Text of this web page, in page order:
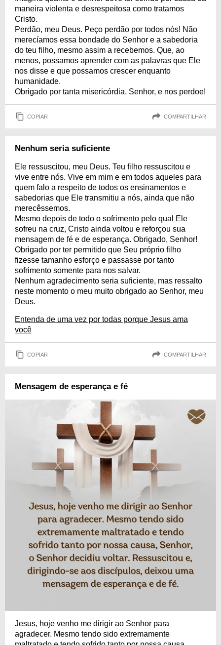
maneira violenta e desrespeitosa como tratamos
Cristo.
Perdão, meu Deus. Peço perdão por todos nós! Não
merecíamos essa bondade do Senhor e a sabedoria
do teu filho, mesmo assim a recebemos. Que, ao
menos, possamos aprender com as palavras que Ele
nos disse e que possamos crescer enquanto
humanidade.
Obrigado por tanta misericórdia, Senhor, e nos perdoe!
COPIAR COMPARTILHAR
Nenhum seria suficiente
Ele ressuscitou, meu Deus. Teu filho ressuscitou e
vive entre nós. Vive em mim e em todos aqueles para
quem falo a respeito de todos os ensinamentos e
sabedorias que Ele transmitiu a nós, ainda que não
merecêssemos.
Mesmo depois de todo o sofrimento pelo qual Ele
sofreu na cruz, Cristo ainda voltou e reforçou sua
mensagem de fé e de esperança. Obrigado, Senhor!
Obrigado por ter permitido que Seu próprio filho
fizesse tamanho esforço e passasse por tanto
sofrimento somente para nos salvar.
Nenhum agradecimento seria suficiente, mas ressalto
neste momento o meu muito obrigado ao Senhor, meu
Deus.
Entenda de uma vez por todas porque Jesus ama
você
COPIAR COMPARTILHAR
Mensagem de esperança e fé
Jesus, hoje venho me dirigir ao Senhor para
agradecer. Mesmo tendo sido extremamente